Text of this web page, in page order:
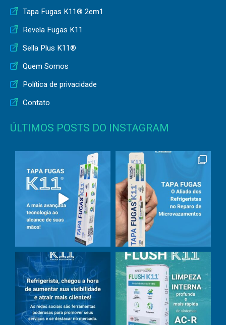
Tapa Fugas K11® 2em1
Revela Fugas K11
Sella Plus K11®
Quem Somos
Política de privacidade
Contato
ÚLTIMOS POSTS DO INSTAGRAM